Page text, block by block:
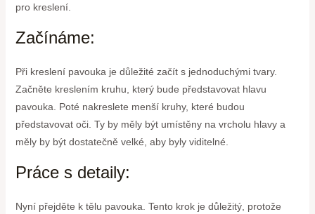
pro kreslení.
Začínáme:
Při kreslení pavouka je důležité začít s jednoduchými tvary.
Začněte kreslením kruhu, který bude představovat hlavu
pavouka. Poté nakreslete menší kruhy, které budou
představovat oči. Ty by měly být umístěny na vrcholu hlavy a
měly by být dostatečně velké, aby byly viditelné.
Práce s detaily:
Nyní přejděte k tělu pavouka. Tento krok je důležitý, protože